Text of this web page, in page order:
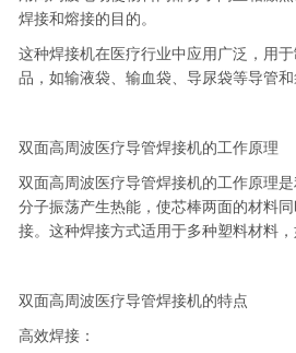
焊接和熔接的目的。
这种焊接机在医疗行业中应用广泛，用
品，如输液袋、输血袋、导尿袋等导管和
双面高周波医疗导管焊接机的工作原理
双面高周波医疗导管焊接机的工作原理
分子振荡产生热能，使芯棒两面的材料
接。这种焊接方式适用于多种塑料材料，
双面高周波医疗导管焊接机的特点
高效焊接：